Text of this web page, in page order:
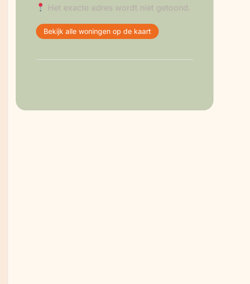
Het exacte adres wordt niet getoond.
Bekijk alle woningen op de kaart